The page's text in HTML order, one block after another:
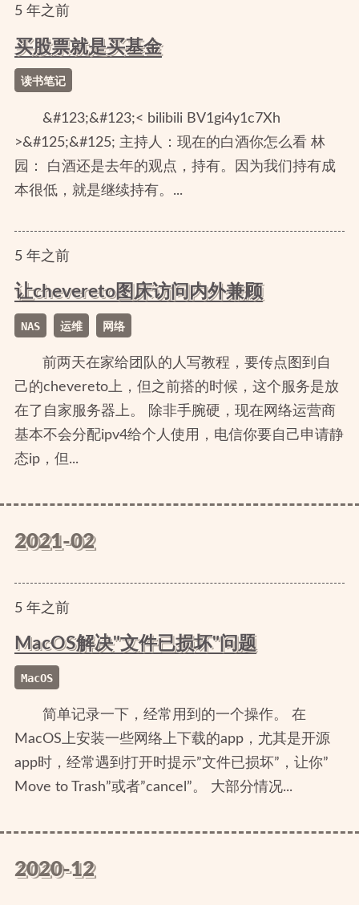
5年之前
买股票就是买基金
读书笔记
&#123;&#123;< bilibili BV1gi4y1c7Xh
>&#125;&#125; 主持人：现在的白酒你怎么看 林
园： 白酒还是去年的观点，持有。因为我们持有成
本很低，就是继续持有。...
5年之前
让chevereto图床访问内外兼顾
NAS 运维 网络
前两天在家给团队的人写教程，要传点图到自
己的chevereto上，但之前搭的时候，这个服务是放
在了自家服务器上。 除非手腕硬，现在网络运营商
基本不会分配ipv4给个人使用，电信你要自己申请静
态ip，但...
2021-02
5年之前
MacOS解决"文件已损坏"问题
MacOS
简单记录一下，经常用到的一个操作。 在
MacOS上安装一些网络上下载的app，尤其是开源
app时，经常遇到打开时提示”文件已损坏”，让你”
Move to Trash”或者”cancel”。 大部分情况...
2020-12